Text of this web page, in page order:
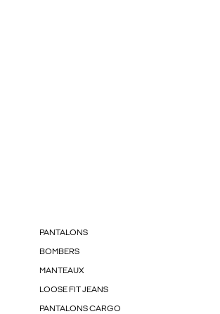
PANTALONS
BOMBERS
MANTEAUX
LOOSE FIT JEANS
PANTALONS CARGO